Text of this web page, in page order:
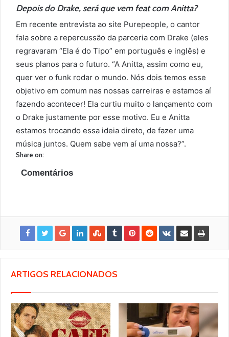
Depois do Drake, será que vem feat com Anitta?
Em recente entrevista ao site Purepeople, o cantor
fala sobre a repercussão da parceria com Drake (eles
regravaram “Ela é do Tipo” em português e inglês) e
seus planos para o futuro. “A Anitta, assim como eu,
quer ver o funk rodar o mundo. Nós dois temos esse
objetivo em comum nas nossas carreiras e estamos aí
fazendo acontecer! Ela curtiu muito o lançamento com
o Drake justamente por esse motivo. Eu e Anitta
estamos trocando essa ideia direto, de fazer uma
música juntos. Quem sabe vem aí uma nossa?”.
Share on:
Comentários
ARTIGOS RELACIONADOS